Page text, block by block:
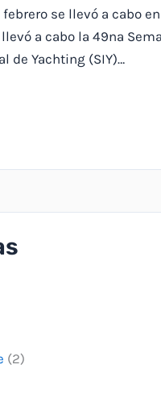
febrero se llevó a cabo
a cabo la 49na
de Yachting (SIY)…
(2)